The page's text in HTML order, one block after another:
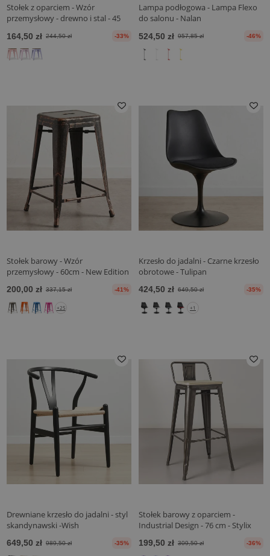
Stołek z oparciem - Wzór
przemysłowy - drewno i stal - 45
164,50 zł 244,50 zł -33%
Lampa podłogowa - Lampa Flexo
do salonu - Nalan
524,50 zł 957,85 zł -46%
Stołek barowy - Wzór
przemysłowy - 60cm - New Edition
200,00 zł 337,15 zł -41%
+25
Krzesło do jadalni - Czarne krzesło
obrotowe - Tulipan
424,50 zł 649,50 zł -35%
+1
Drewniane krzesło do jadalni - styl
skandynawski -Wish
649,50 zł 989,50 zł -35%
Stołek barowy z oparciem -
Industrial Design - 76 cm - Stylix
199,50 zł 309,50 zł -36%